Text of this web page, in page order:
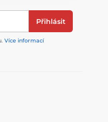
Přihlásit
Více informací